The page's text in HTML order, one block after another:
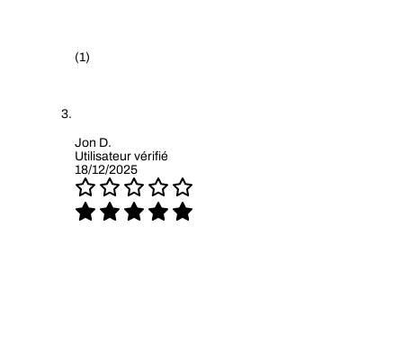
(1)
Jon D.
Utilisateur vérifié
18/12/2025